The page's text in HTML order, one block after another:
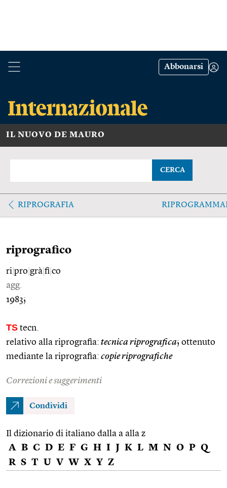
Abbonarsi
IL NUOVO DE MAURO
CERCA
RIPROGRAFIA
riprografico
ri pro grà fi co
agg.
1983;
TS tecn.
relativo alla riprografia: tecnica riprografica; ottenuto
mediante la riprografia: copie riprografiche
Correzioni e suggerimenti
Condividi
Il dizionario di italiano dalla a alla z
A B C D E F G H I J K L M N O P Q
R S T U V W X Y Z